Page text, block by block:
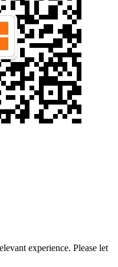
experience. Please let